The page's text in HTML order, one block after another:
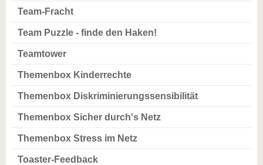
Team-Fracht
Team Puzzle - finde den Haken!
Teamtower
Themenbox Kinderrechte
Themenbox Diskriminierungssensibilität
Themenbox Sicher durch's Netz
Themenbox Stress im Netz
Toaster-Feedback